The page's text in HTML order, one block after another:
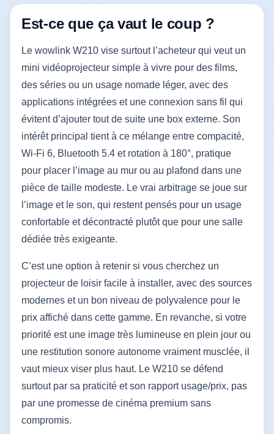
Est-ce que ça vaut le coup ?
Le wowlink W210 vise surtout l’acheteur qui veut un
mini vidéoprojecteur simple à vivre pour des films,
des séries ou un usage nomade léger, avec des
applications intégrées et une connexion sans fil qui
évitent d’ajouter tout de suite une box externe. Son
intérêt principal tient à ce mélange entre compacité,
Wi‑Fi 6, Bluetooth 5.4 et rotation à 180°, pratique
pour placer l’image au mur ou au plafond dans une
pièce de taille modeste. Le vrai arbitrage se joue sur
l’image et le son, qui restent pensés pour un usage
confortable et décontracté plutôt que pour une salle
dédiée très exigeante.
C’est une option à retenir si vous cherchez un
projecteur de loisir facile à installer, avec des sources
modernes et un bon niveau de polyvalence pour le
prix affiché dans cette gamme. En revanche, si votre
priorité est une image très lumineuse en plein jour ou
une restitution sonore autonome vraiment musclée, il
vaut mieux viser plus haut. Le W210 se défend
surtout par sa praticité et son rapport usage/prix, pas
par une promesse de cinéma premium sans
compromis.